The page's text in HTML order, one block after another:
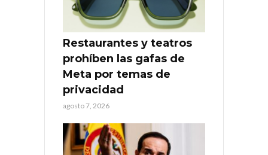
Restaurantes y teatros
prohíben las gafas de
Meta por temas de
privacidad
agosto 7, 2026